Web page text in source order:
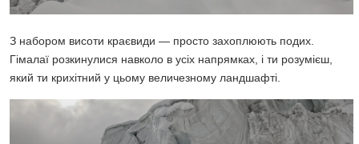
З набором висоти краєвиди — просто захоплюють подих.
Гімалаї розкинулися навколо в усіх напрямках, і ти розумієш,
який ти крихітний у цьому величезному ландшафті.